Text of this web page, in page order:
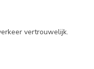
vertrouwelijk.